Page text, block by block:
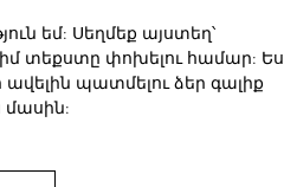
եմ: Սեղմեք այստեղ՝
տեքստը փոխելու համար: Ես
պատմելու ձեր գալիք
մասին: